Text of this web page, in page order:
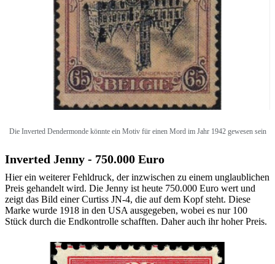
Die Inverted Dendermonde könnte ein Motiv für einen Mord im Jahr 1942 gewesen sein
Inverted Jenny - 750.000 Euro
Hier ein weiterer Fehldruck, der inzwischen zu einem unglaublichen
Preis gehandelt wird. Die Jenny ist heute 750.000 Euro wert und
zeigt das Bild einer Curtiss JN-4, die auf dem Kopf steht. Diese
Marke wurde 1918 in den USA ausgegeben, wobei es nur 100
Stück durch die Endkontrolle schafften. Daher auch ihr hoher Preis.